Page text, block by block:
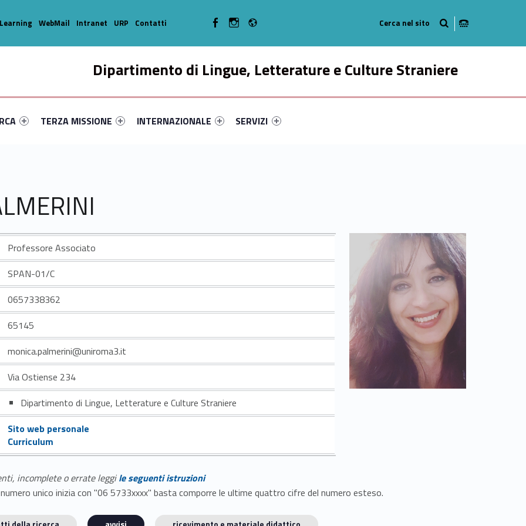
Dipartimento di Lingue, Letterature e Culture Straniere
primary-9037-14
#link-menu-primary-95358-33
Link identifier #link-menu-primary-19919-44
TERZA MISSIONE
Link identifier #link-menu-primary-14162-49
INTERNAZIONALE
Link identifier #link-menu-primary-93831-58
SERVIZI
WebMail Intranet URP Contatti WebMan on FacebookWebMan on Instagram
Professore Associato
SPAN-01/C
0657338362
65145
monica.palmerini@uniroma3.it
Via Ostiense 234
Dipartimento di Lingue, Letterature e Culture Straniere
Sito web personale
Curriculum
incomplete o errate leggile seguenti istruzioni
unico inizia con "06 5733xxxx" basta comporre le ultime quattro cifre del numero esteso.